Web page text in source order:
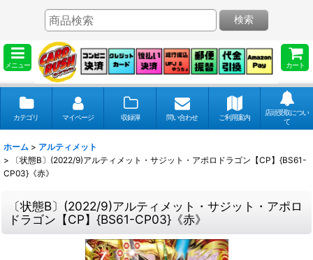
メニュー カート
検索
カテゴリ マイページ 収録弾 問い合わせ ご利用案内
店頭受取につい
て
ホーム > アルティメット
>
〔状態B〕(2022/9)アルティメット・サジット・アポロドラゴン【CP】{BS61-
CP03}《赤》
〔状態B〕(2022/9)アルティメット・サジット・アポロ
ドラゴン【CP】{BS61-CP03}《赤》